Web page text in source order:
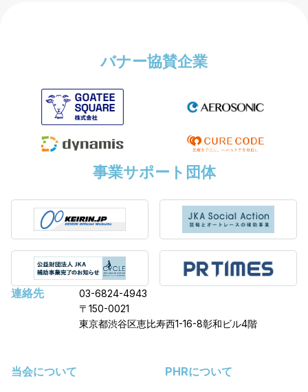
バナー協賛企業
事業サポート団体
連絡先
03-6824-4943
〒150-0021
東京都渋谷区恵比寿西1-16-8彰和ビル4階
当会について PHRについて